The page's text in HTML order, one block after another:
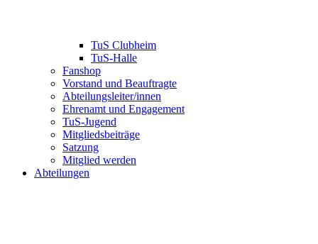
TuS Clubheim
TuS-Halle
Fanshop
Vorstand und Beauftragte
Abteilungsleiter/innen
Ehrenamt und Engagement
TuS-Jugend
Mitgliedsbeiträge
Satzung
Mitglied werden
Abteilungen